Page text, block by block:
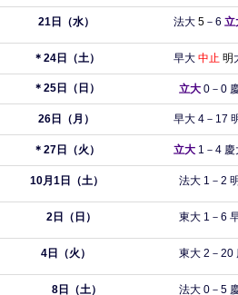
21 日（水） 法大 5 －6 立
＊24 日（土） 早大 中止 明
＊25日（日） 立大 0－0
26 日（月） 早大 4－17
＊27 日（火） 立大 1－4 慶
10月1日（土） 法大 1－2
2日（日） 東大 1－6
4日（火） 東大 2 －20
8日（土） 法大 0－5